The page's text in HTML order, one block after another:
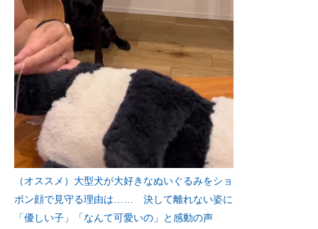
（オススメ）大型犬が大好きなぬいぐるみをショ
ボン顔で見守る理由は…… 決して離れない姿に
「優しい子」「なんて可愛いの」と感動の声